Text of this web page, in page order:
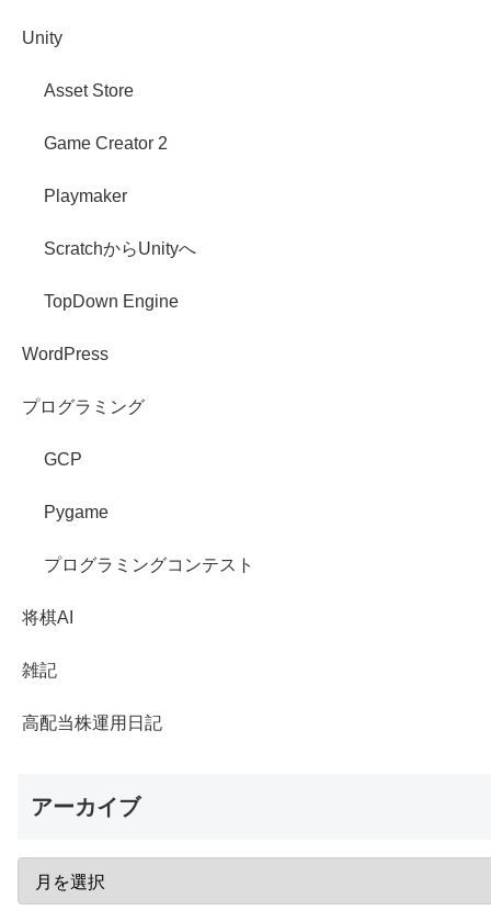
Unity
Asset Store
Game Creator 2
Playmaker
ScratchからUnityへ
TopDown Engine
WordPress
プログラミング
GCP
Pygame
プログラミングコンテスト
将棋AI
雑記
高配当株運用日記
アーカイブ